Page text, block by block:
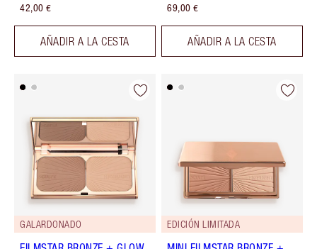
42,00 €
AÑADIR A LA CESTA
69,00 €
AÑADIR A LA CESTA
GALARDONADO EDICIÓN LIMITADA